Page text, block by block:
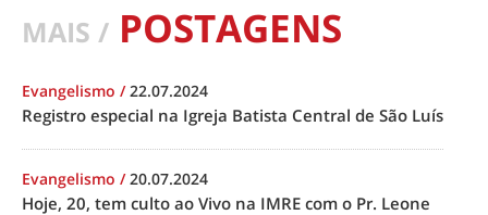
MAIS / POSTAGENS
Evangelismo /22.07.2024
Registro especial na Igreja Batista Central de São Luís
Evangelismo /20.07.2024
Hoje, 20, tem culto ao Vivo na IMRE com o Pr. Leone